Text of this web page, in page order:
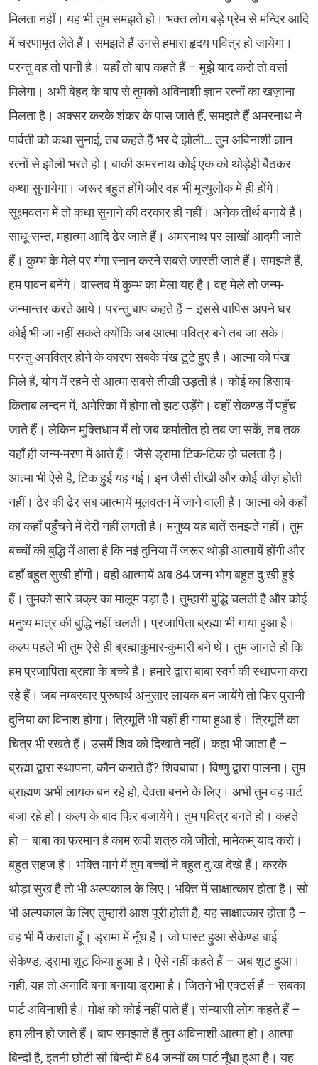
मिलता नहीं। यह भी तुम समझते हो। भक्त लोग बड़े प्रेम से मन्दिर आदि
में चरणामृत लेते हैं। समझते हैं उनसे हमारा हृदय पवित्र हो जायेगा।
परन्तु वह तो पानी है। यहाँ तो बाप कहते हैं – मुझे याद करो तो वर्सा
मिलेगा। अभी बेहद के बाप से तुमको अविनाशी ज्ञान रत्नों का खज़ाना
मिलता है। अक्सर करके शंकर के पास जाते हैं, समझते हैं अमरनाथ ने
पार्वती को कथा सुनाई, तब कहते हैं भर दे झोली… तुम अविनाशी ज्ञान
रत्नों से झोली भरते हो। बाकी अमरनाथ कोई एक को थोड़ेही बैठकर
कथा सुनायेगा। जरूर बहुत होंगे और वह भी मृत्युलोक में ही होंगे।
सूक्ष्मवतन में तो कथा सुनाने की दरकार ही नहीं। अनेक तीर्थ बनाये हैं।
साधू-सन्त, महात्मा आदि ढेर जाते हैं। अमरनाथ पर लाखों आदमी जाते
हैं। कुम्भ के मेले पर गंगा स्नान करने सबसे जास्ती जाते हैं। समझते हैं,
हम पावन बनेंगे। वास्तव में कुम्भ का मेला यह है। वह मेले तो जन्म-
जन्मान्तर करते आये। परन्तु बाप कहते हैं – इससे वापिस अपने घर
कोई भी जा नहीं सकते क्योंकि जब आत्मा पवित्र बने तब जा सके।
परन्तु अपवित्र होने के कारण सबके पंख टूटे हुए हैं। आत्मा को पंख
मिले हैं, योग में रहने से आत्मा सबसे तीखी उड़ती है। कोई का हिसाब-
किताब लन्दन में, अमेरिका में होगा तो झट उड़ेंगे। वहाँ सेकण्ड में पहुँच
जाते हैं। लेकिन मुक्तिधाम में तो जब कर्मातीत हो तब जा सकें, तब तक
यहाँ ही जन्म-मरण में आते हैं। जैसे ड्रामा टिक-टिक हो चलता है।
आत्मा भी ऐसे है, टिक हुई यह गई। इन जैसी तीखी और कोई चीज़ होती
नहीं। ढेर की ढेर सब आत्मायें मूलवतन में जाने वाली हैं। आत्मा को कहाँ
का कहाँ पहुँचने में देरी नहीं लगती है। मनुष्य यह बातें समझते नहीं। तुम
बच्चों की बुद्धि में आता है कि नई दुनिया में जरूर थोड़ी आत्मायें होंगी और
वहाँ बहुत सुखी होंगी। वही आत्मायें अब 84 जन्म भोग बहुत दु:खी हुई
हैं। तुमको सारे चक्र का मालूम पड़ा है। तुम्हारी बुद्धि चलती है और कोई
मनुष्य मात्र की बुद्धि नहीं चलती। प्रजापिता ब्रह्मा भी गाया हुआ है।
कल्प पहले भी तुम ऐसे ही ब्रह्माकुमार-कुमारी बने थे। तुम जानते हो कि
हम प्रजापिता ब्रह्मा के बच्चे हैं। हमारे द्वारा बाबा स्वर्ग की स्थापना करा
रहे हैं। जब नम्बरवार पुरुषार्थ अनुसार लायक बन जायेंगे तो फिर पुरानी
दुनिया का विनाश होगा। त्रिमूर्ति भी यहाँ ही गाया हुआ है। त्रिमूर्ति का
चित्र भी रखते हैं। उसमें शिव को दिखाते नहीं। कहा भी जाता है –
ब्रह्मा द्वारा स्थापना, कौन कराते हैं? शिवबाबा। विष्णु द्वारा पालना। तुम
ब्राह्मण अभी लायक बन रहे हो, देवता बनने के लिए। अभी तुम वह पार्ट
बजा रहे हो। कल्प के बाद फिर बजायेंगे। तुम पवित्र बनते हो। कहते
हो – बाबा का फरमान है काम रूपी शत्रु को जीतो, मामेकम् याद करो।
बहुत सहज है। भक्ति मार्ग में तुम बच्चों ने बहुत दु:ख देखे हैं। करके
थोड़ा सुख है तो भी अल्पकाल के लिए। भक्ति में साक्षात्कार होता है। सो
भी अल्पकाल के लिए तुम्हारी आश पूरी होती है, यह साक्षात्कार होता है –
वह भी मैं कराता हूँ। ड्रामा में नूँध है। जो पास्ट हुआ सेकेण्ड बाई
सेकेण्ड, ड्रामा शूट किया हुआ है। ऐसे नहीं कहते हैं – अब शूट हुआ।
नही, यह तो अनादि बना बनाया ड्रामा है। जितने भी एक्टर्स हैं – सबका
पार्ट अविनाशी है। मोक्ष को कोई नहीं पाते हैं। संन्यासी लोग कहते हैं –
हम लीन हो जाते हैं। बाप समझाते हैं तुम अविनाशी आत्मा हो। आत्मा
बिन्दी है, इतनी छोटी सी बिन्दी में 84 जन्मों का पार्ट नूँधा हुआ है। यह